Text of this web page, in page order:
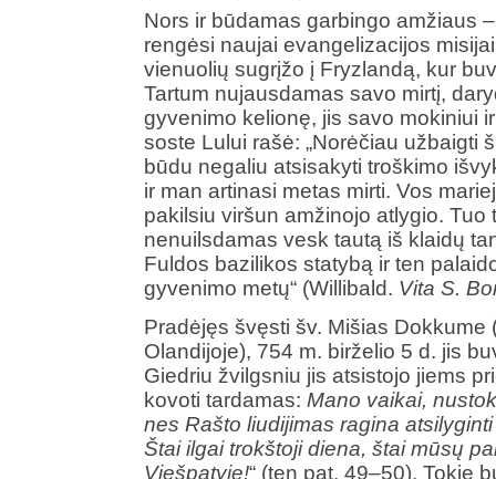
Nors ir būdamas garbingo amžiaus
rengėsi naujai evangelizacijos
vienuolių sugrįžo į Fryzlandą, kur
Tartum nujausdamas savo mirtį,
gyvenimo kelionę, jis savo mokiniui
soste Lului rašė: „Norėčiau užbaigti
būdu negaliu atsisakyti troškimo
ir man artinasi metas mirti. Vos
pakilsiu viršun amžinojo atlygio. Tuo
nenuilsdamas vesk tautą iš klaidų
Fuldos bazilikos statybą ir ten
gyvenimo metų“ (Willibald. Vita S.
Pradėjęs švęsti šv. Mišias Dokkume
Olandijoje), 754 m. birželio 5 d. jis
Giedriu žvilgsniu jis atsistojo jiems
kovoti tardamas: Mano vaikai,
nes Rašto liudijimas ragina
Štai ilgai trokštoji diena, štai mūsų
Viešpatyje!“ (ten pat, 49–50). Tokie